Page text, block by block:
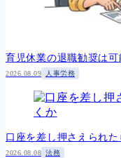
育児休業の退職勧奨は
2026.08.09 人事労務
口座を差し押さえられ
2026.08.08 法務